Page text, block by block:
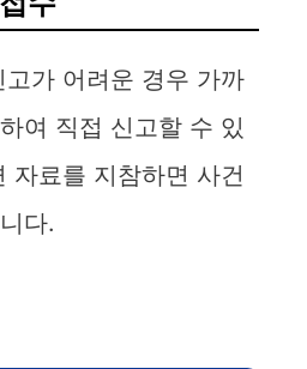
i
d
e
가 어려운 경우 가까
여 직접 신고할 수 있
자료를 지참하면 사건
다.